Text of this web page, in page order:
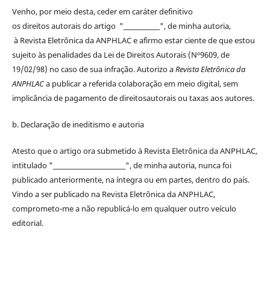
Venho, por meio desta, ceder em caráter definitivo
osdireitosautoraisdo artigo "____________", de minha autoria,
à Revista Eletrônica da ANPHLACe afirmo estar ciente de que estou
sujeito às penalidades da Lei de DireitosAutorais(Nº9609, de
19/02/98) no caso de sua infração. Autorizo aRevista Eletrônica da
ANPHLACa publicar a referida colaboração em meio digital, sem
implicância de pagamento dedireitosautoraisou taxas aos autores.
b. Declaração de ineditismo e autoria
Atesto que o artigo ora submetido à Revista Eletrônica da ANPHLAC,
intitulado "________________________", de minha autoria, nunca foi
publicado anteriormente, na íntegra ou em partes, dentrodo país.
Vindo a ser publicado na Revista Eletrônica da ANPHLAC,
comprometo-me a não republicá-lo em qualquer outro veículo
editorial.